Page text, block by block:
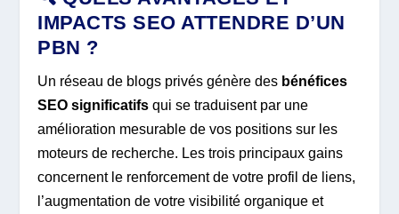
IMPACTS SEO ATTENDRE D’UN
PBN ?
Un réseau de blogs privés génère des bénéfices
SEO significatifs qui se traduisent par une
amélioration mesurable de vos positions sur les
moteurs de recherche. Les trois principaux gains
concernent le renforcement de votre profil de liens,
l’augmentation de votre visibilité organique et